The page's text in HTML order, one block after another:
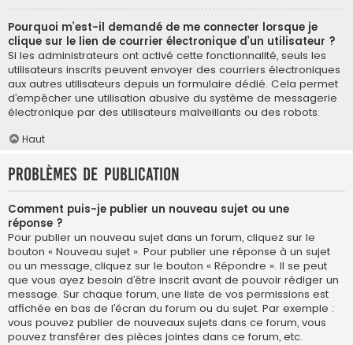
Pourquoi m’est-il demandé de me connecter lorsque je
clique sur le lien de courrier électronique d’un utilisateur ?
Si les administrateurs ont activé cette fonctionnalité, seuls les
utilisateurs inscrits peuvent envoyer des courriers électroniques
aux autres utilisateurs depuis un formulaire dédié. Cela permet
d’empêcher une utilisation abusive du système de messagerie
électronique par des utilisateurs malveillants ou des robots.
Haut
Problèmes de publication
Comment puis-je publier un nouveau sujet ou une
réponse ?
Pour publier un nouveau sujet dans un forum, cliquez sur le
bouton « Nouveau sujet ». Pour publier une réponse à un sujet
ou un message, cliquez sur le bouton « Répondre ». Il se peut
que vous ayez besoin d’être inscrit avant de pouvoir rédiger un
message. Sur chaque forum, une liste de vos permissions est
affichée en bas de l’écran du forum ou du sujet. Par exemple :
vous pouvez publier de nouveaux sujets dans ce forum, vous
pouvez transférer des pièces jointes dans ce forum, etc.